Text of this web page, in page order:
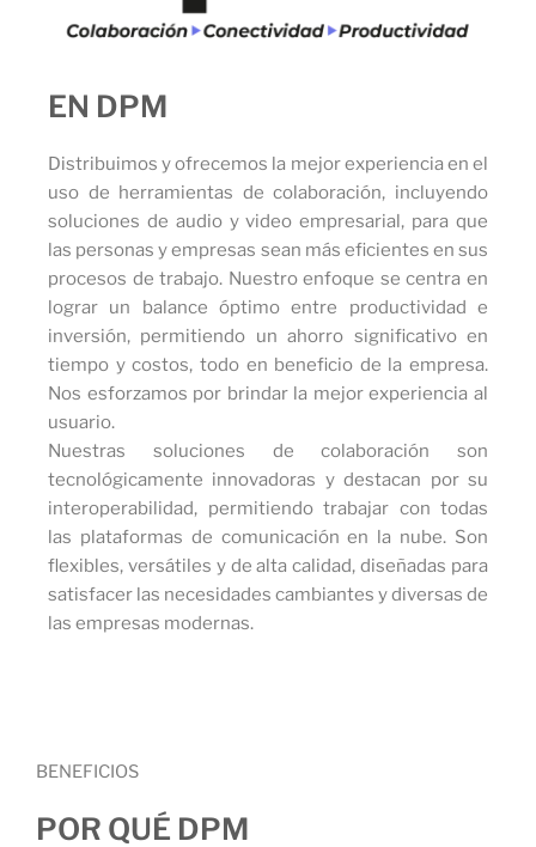
EN DPM
Distribuimos y ofrecemos la mejor experiencia en el
uso de herramientas de colaboración, incluyendo
soluciones de audio y video empresarial, para que
las personas y empresas sean más eficientes en sus
procesos de trabajo. Nuestro enfoque se centra en
lograr un balance óptimo entre productividad e
inversión, permitiendo un ahorro significativo en
tiempo y costos, todo en beneficio de la empresa.
Nos esforzamos por brindar la mejor experiencia al
usuario.
Nuestras soluciones de colaboración son
tecnológicamente innovadoras y destacan por su
interoperabilidad, permitiendo trabajar con todas
las plataformas de comunicación en la nube. Son
flexibles, versátiles y de alta calidad, diseñadas para
satisfacer las necesidades cambiantes y diversas de
las empresas modernas.
BENEFICIOS
POR QUÉ DPM